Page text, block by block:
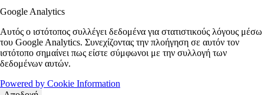
Google Analytics
Αυτός ο ιστότοπος συλλέγει δεδομένα για στατιστικούς λόγους μέσω
του Google Analytics. Συνεχίζοντας την πλοήγηση σε αυτόν τον
ιστότοπο σημαίνει πως είστε σύμφωνοι με την συλλογή των
δεδομένων αυτών.
Powered by Cookie Information